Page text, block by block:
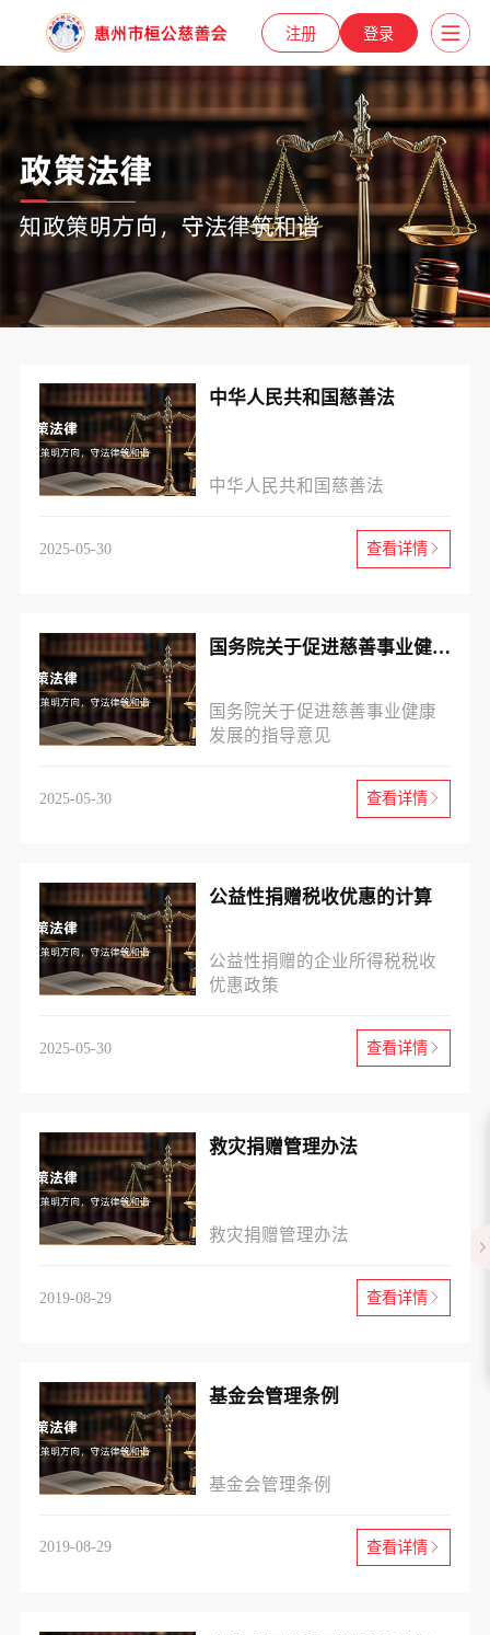
注册 登录
中华人民共和国慈善法
中华人民共和国慈善法
查看详情
2025-05-30
国务院关于促进慈善事业健康发展的指导意见
国务院关于促进慈善事业健康
发展的指导意见
查看详情
2025-05-30
公益性捐赠税收优惠的计算
公益性捐赠的企业所得税税收
优惠政策
查看详情
2025-05-30
救灾捐赠管理办法
救灾捐赠管理办法
查看详情
2019-08-29
基金会管理条例
基金会管理条例
查看详情
2019-08-29